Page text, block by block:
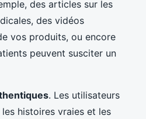
des articles sur les
des vidéos
vos produits, ou encore
peuvent susciter un
. Les utilisateurs
histoires vraies et les